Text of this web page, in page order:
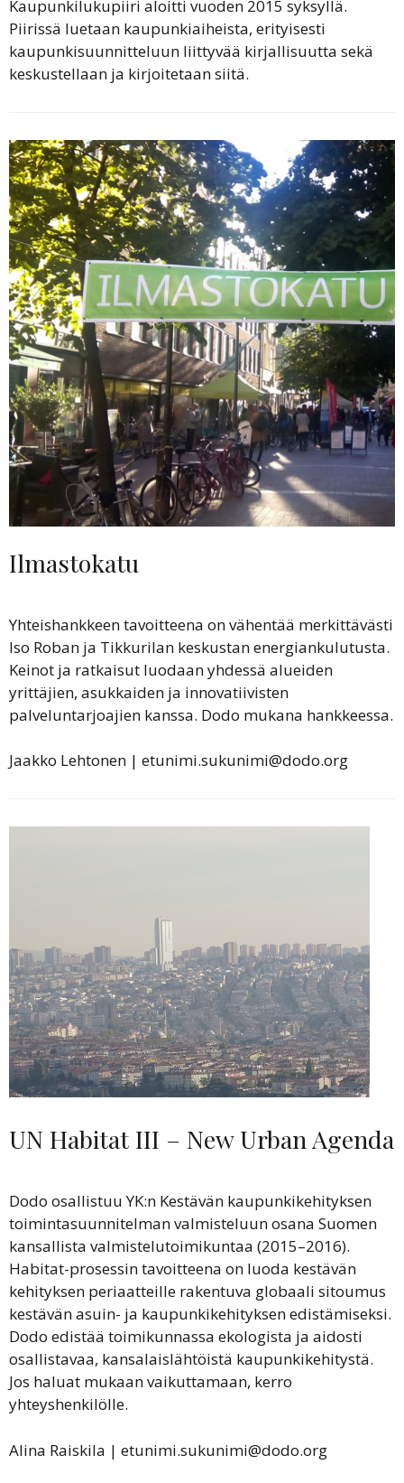
Kaupunkilukupiiri aloitti vuoden 2015 syksyllä.
Piirissä luetaan kaupunkiaiheista, erityisesti
kaupunkisuunnitteluun liittyvää kirjallisuutta sekä
keskustellaan ja kirjoitetaan siitä.
Ilmastokatu
Yhteishankkeen tavoitteena on vähentää merkittävästi
Iso Roban ja Tikkurilan keskustan energiankulutusta.
Keinot ja ratkaisut luodaan yhdessä alueiden
yrittäjien, asukkaiden ja innovatiivisten
palveluntarjoajien kanssa. Dodo mukana hankkeessa.
Jaakko Lehtonen | etunimi.sukunimi@dodo.org
UN Habitat III – New Urban Agenda
Dodo osallistuu YK:n Kestävän kaupunkikehityksen
toimintasuunnitelman valmisteluun osana Suomen
kansallista valmistelutoimikuntaa (2015–2016).
Habitat-prosessin tavoitteena on luoda kestävän
kehityksen periaatteille rakentuva globaali sitoumus
kestävän asuin- ja kaupunkikehityksen edistämiseksi.
Dodo edistää toimikunnassa ekologista ja aidosti
osallistavaa, kansalaislähtöistä kaupunkikehitystä.
Jos haluat mukaan vaikuttamaan, kerro
yhteyshenkilölle.
Alina Raiskila | etunimi.sukunimi@dodo.org